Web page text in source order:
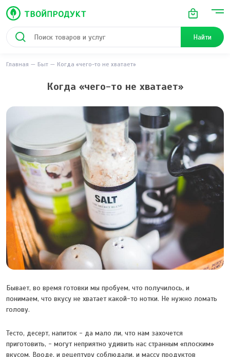
Найти
Главная Быт Когда «чего-то не хватает»
Когда «чего-то не хватает»
Бывает, во время готовки мы пробуем, что получилось, и
понимаем, что вкусу не хватает какой-то нотки. Не нужно ломать
голову.
Тесто, десерт, напиток - да мало ли, что нам захочется
приготовить, - могут неприятно удивить нас странным «плоским»
вкусом. Вроде, и рецептуру соблюдали, и массу продуктов